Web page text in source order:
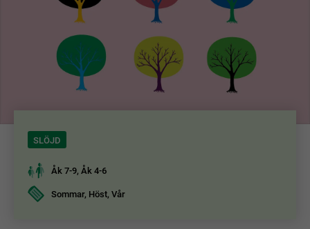
SLÖJD
Åk 7-9, Åk 4-6
Sommar, Höst, Vår